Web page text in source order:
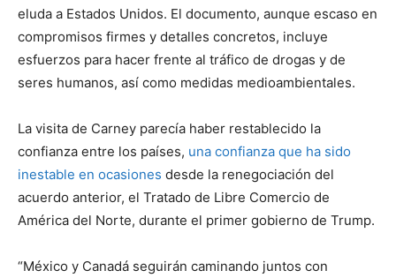
eluda a Estados Unidos. El documento, aunque escaso en
compromisos firmes y detalles concretos, incluye
esfuerzos para hacer frente al tráfico de drogas y de
seres humanos, así como medidas medioambientales.
La visita de Carney parecía haber restablecido la
confianza entre los países, una confianza que ha sido
inestable en ocasiones desde la renegociación del
acuerdo anterior, el Tratado de Libre Comercio de
América del Norte, durante el primer gobierno de Trump.
“México y Canadá seguirán caminando juntos con